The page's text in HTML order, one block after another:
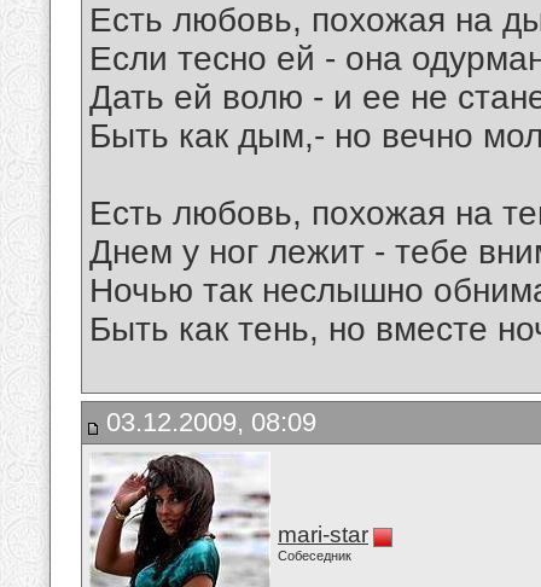
Есть любовь, похожая на
Если тесно ей - она
Дать ей волю - и ее не
Быть как дым,- но вечно
Есть любовь, похожая на
Днем у ног лежит - тебе
Ночью так неслышно
Быть как тень, но вместе
03.12.2009, 08:09
mari-star
Собеседник